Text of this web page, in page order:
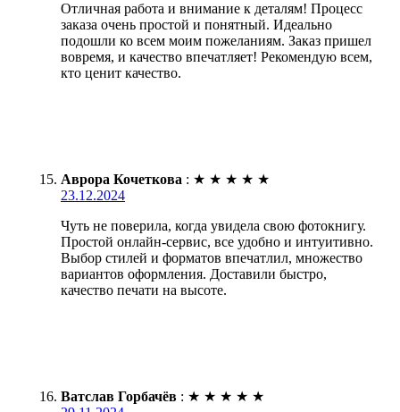
Отличная работа и внимание к деталям! Процесс
заказа очень простой и понятный. Идеально
подошли ко всем моим пожеланиям. Заказ пришел
вовремя, и качество впечатляет! Рекомендую всем,
кто ценит качество.
Аврора Кочеткова : ★ ★ ★ ★ ★
23.12.2024
Чуть не поверила, когда увидела свою фотокнигу.
Простой онлайн-сервис, все удобно и интуитивно.
Выбор стилей и форматов впечатлил, множество
вариантов оформления. Доставили быстро,
качество печати на высоте.
Ватслав Горбачёв : ★ ★ ★ ★ ★